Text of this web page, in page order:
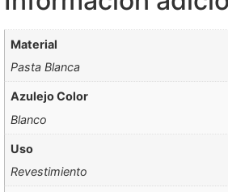
Material
Pasta Blanca
Azulejo Color
Blanco
Uso
Revestimiento